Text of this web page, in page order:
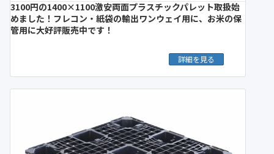
3100円の1400×1100激安両面プラスチックパレット取扱始
めました！フレコン・紙袋の輸出ワンウェイ用に、お米の保
管用に大好評販売中です！
詳細を見る